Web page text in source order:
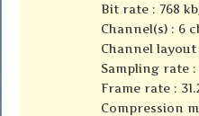
Bit rate : 768
Channel(s) : 6
Channel layout
Sampling rate :
Frame rate :
Compression